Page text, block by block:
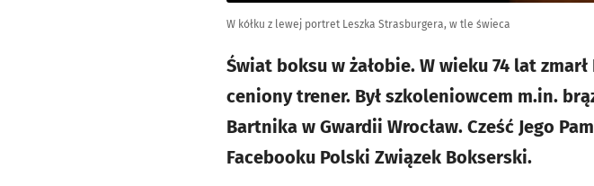
W kółku z lewej portret Leszka Strasburgera, w tle świeca
Świat boksu w żałobie. W wieku 74 lat
ceniony trener. Był szkoleniowcem m.in.
Bartnika w Gwardii Wrocław. Cześć Jego
Facebooku Polski Związek Bokserski.